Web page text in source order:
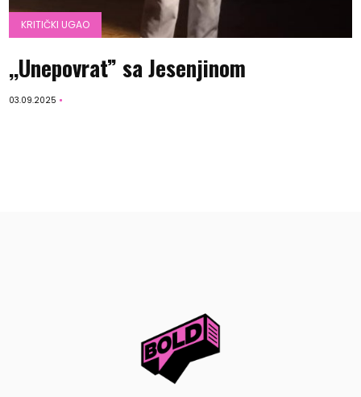
KRITIČKI UGAO
,,Unepovrat” sa Jesenjinom
03.09.2025